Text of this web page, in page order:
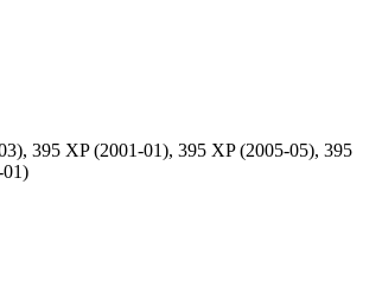
395 XP (2001-01), 395 XP (2005-05), 395
01)